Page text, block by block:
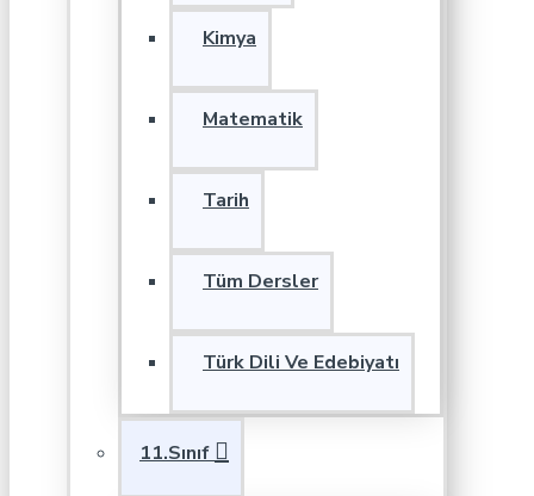
Kimya
Matematik
Tarih
Tüm Dersler
Türk Dili Ve Edebiyatı
11.Sınıf